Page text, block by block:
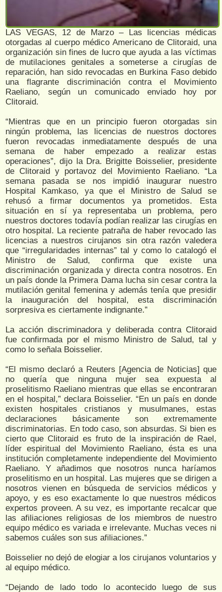
LAS VEGAS, 12 de Marzo – Las licencias médicas
otorgadas al cuerpo médico Americano de Clitoraid, una
organización sin fines de lucro que ayuda a las víctimas
de mutilaciones genitales a someterse a cirugías de
reparación, han sido revocadas en Burkina Faso debido
una flagrante discriminación contra el Movimiento
Raeliano, según un comunicado enviado hoy por
Clitoraid.
“Mientras que en un principio fueron otorgadas sin
ningún problema, las licencias de nuestros doctores
fueron revocadas inmediatamente después de una
semana de haber empezado a realizar estas
operaciones”, dijo la Dra. Brigitte Boisselier, presidente
de Clitoraid y portavoz del Movimiento Raeliano. “La
semana pasada se nos impidió inaugurar nuestro
Hospital Kamkaso, ya que el Ministro de Salud se
rehusó a firmar documentos ya prometidos. Esta
situación en sí ya representaba un problema, pero
nuestros doctores todavía podían realizar las cirugías en
otro hospital. La reciente patraña de haber revocado las
licencias a nuestros cirujanos sin otra razón valedera
que “irregularidades internas” tal y como lo catalogó el
Ministro de Salud, confirma que existe una
discriminación organizada y directa contra nosotros. En
un país donde la Primera Dama lucha sin cesar contra la
mutilación genital femenina y además tenía que presidir
la inauguración del hospital, esta discriminación
sorpresiva es ciertamente indignante.”
La acción discriminadora y deliberada contra Clitoraid
fue confirmada por el mismo Ministro de Salud, tal y
como lo señala Boisselier.
“El mismo declaró a Reuters [Agencia de Noticias] que
no quería que ninguna mujer sea expuesta al
proselitismo Raeliano mientras que ellas se encontraran
en el hospital,” declara Boisselier. “En un país en donde
existen hospitales cristianos y musulmanes, estas
declaraciones básicamente son extremamente
discriminatorias. En todo caso, son absurdas. Si bien es
cierto que Clitoraid es fruto de la inspiración de Rael,
líder espiritual del Movimiento Raeliano, ésta es una
institución completamente independiente del Movimiento
Raeliano. Y añadimos que nosotros nunca haríamos
proselitismo en un hospital. Las mujeres que se dirigen a
nosotros vienen en búsqueda de servicios médicos y
apoyo, y es eso exactamente lo que nuestros médicos
expertos proveen. A su vez, es importante recalcar que
las afiliaciones religiosas de los miembros de nuestro
equipo médico es variada e irrelevante. Muchas veces ni
sabemos cuáles son sus afiliaciones.”
Boisselier no dejó de elogiar a los cirujanos voluntarios y
al equipo médico.
“Dejando de lado todo lo acontecido luego de sus